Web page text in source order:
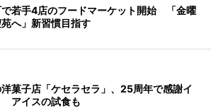
で若手4店のフードマーケット開始 「金曜
へ」新習慣目指す
菓子店「ケセラセラ」、25周年で感謝イ
アイスの試食も